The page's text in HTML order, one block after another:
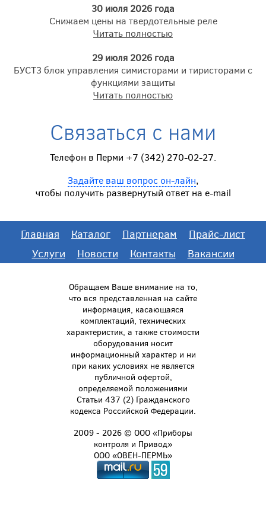
30 июля 2026 года
Снижаем цены на твердотельные реле
Читать полностью
29 июля 2026 года
БУСТ3 блок управления симисторами и тиристорами с
функциями защиты
Читать полностью
Связаться с нами
Телефон в Перми +7 (342) 270-02-27.
Задайте ваш вопрос он-лайн,
чтобы получить развернутый ответ на e-mail
Главная Каталог Партнерам
Прайс-лист
Услуги
Новости Контакты Вакансии
Обращаем Ваше внимание на то,
что вся представленная на сайте
информация, касающаяся
комплектаций, технических
характеристик, а также стоимости
оборудования носит
информационный характер и ни
при каких условиях не является
публичной офертой,
определяемой положениями
Статьи 437 (2) Гражданского
кодекса Российской Федерации.
2009 - 2026 © ООО «Приборы
контроля и Привод»
ООО «ОВЕН-ПЕРМЬ»